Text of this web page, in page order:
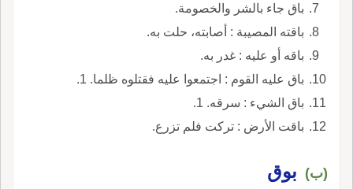
باق جاء بالشر والخصومة.
باقته المصيبة : أصابته، حلت به.
باقه أو عليه : غدر به.
باق عليه القوم : اجتمعوا عليه فقتلوه ظلما. 1.
باق الشيء : سرقه. 1.
باقت الأرض : تركت فلم تزرع.
(ب) بوق